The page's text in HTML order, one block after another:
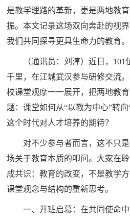
是教学理路的革新，更是两地教
振。本文记录这场双向奔赴的视
我们共同探寻更具生命力的教育。
（通讯员：刘淳）近日，
千里，在江城武汉参与研修交流
校课堂观摩一一展开，把两地教
题：课堂如何从“以教为中心”转
这个时代对人才培养的期待？
对不少参与者而言，这不只
场关于教育本质的叩问。大家在
成共识：教育的改变，不是教学
课堂观念与结构的重新思考。
一、开班启幕：在共同使命